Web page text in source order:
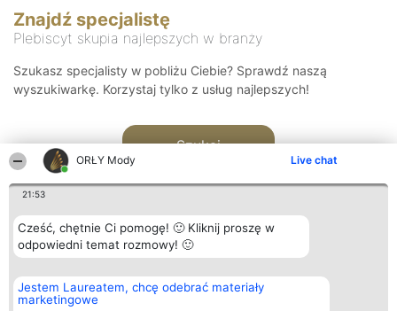
ORŁY Mody Live chat
21:53
Cześć, chętnie Ci pomogę! 🙂 Kliknij proszę w
odpowiedni temat rozmowy! 🙂
Jestem Laureatem, chcę odebrać materiały
marketingowe
Znajdź specjalistę
Plebiscyt skupia najlepszych w branży
Szukasz specjalisty w pobliżu Ciebie? Sprawdź naszą
wyszukiwarkę. Korzystaj tylko z usług najlepszych!
Szukaj
Organizator plebiscytu
Bright Side Solutions sp. z o.
o. sp. k.
Plebiscyt
Laureaci
Kontakt
Kontakt